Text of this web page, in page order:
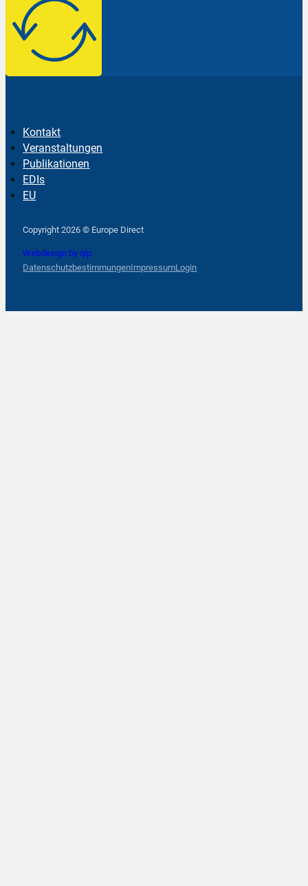
Kontakt
Veranstaltungen
Publikationen
EDIs
EU
Copyright 2026 © Europe Direct
Webdesign by qlp
DatenschutzbestimmungenImpressumLogin